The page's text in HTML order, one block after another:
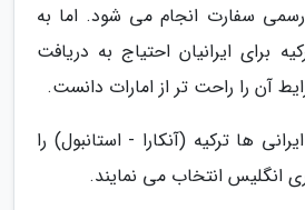
سفارت انجام می شود. اما به
برای ایرانیان احتیاج به دریافت
آن را راحت تر از امارات دانست.
ها ترکیه (آنکارا - استانبول) را
انگلیس انتخاب می نمایند.